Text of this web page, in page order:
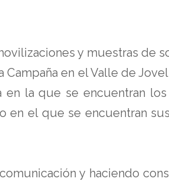
y muestras de
en el Valle de
en la que se encuentran
en el que se encuentran
y haciendo